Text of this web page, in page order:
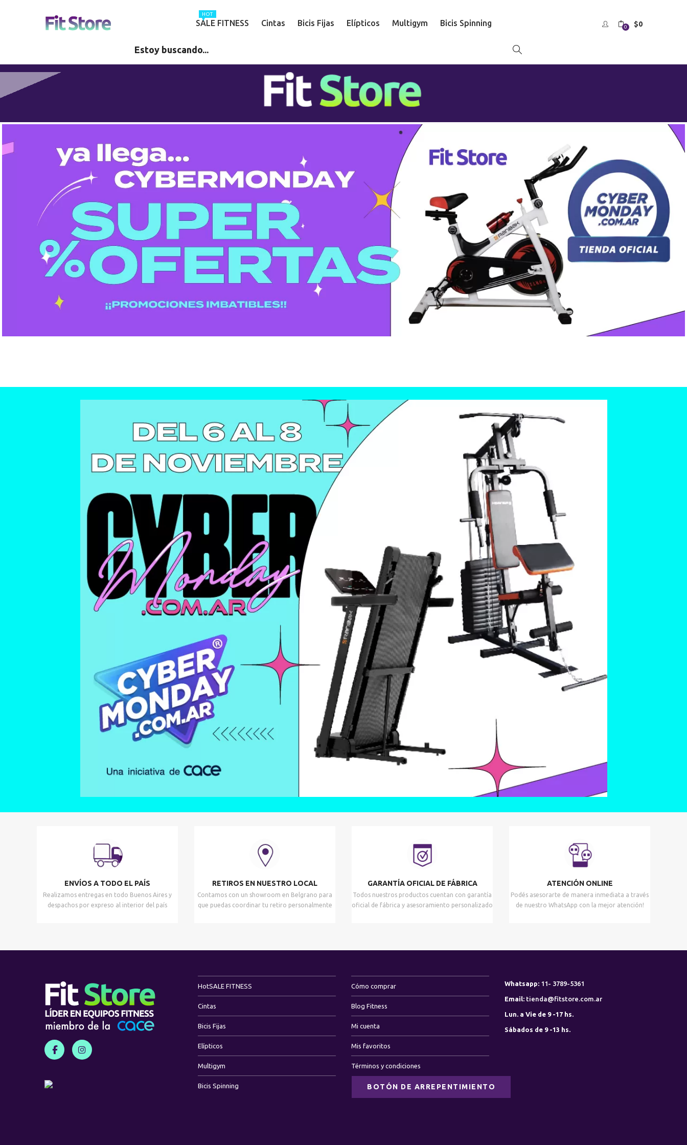
HOT
SALE FITNESS Cintas Bicis Fijas Elípticos Multigym Bicis Spinning 0 $0
ENVÍOS A TODO EL PAÍS
Realizamos entregas en todo Buenos Aires y
despachos por expreso al interior del país
RETIROS EN NUESTRO LOCAL
Contamos con un showroom en Belgrano para
que puedas coordinar tu retiro personalmente
GARANTÍA OFICIAL DE FÁBRICA
Todos nuestros productos cuentan con garantía
oficial de fábrica y asesoramiento personalizado
ATENCIÓN ONLINE
Podés asesorarte de manera inmediata a través
de nuestro WhatsApp con la mejor atención!
HotSALE FITNESS
Cintas
Bicis Fijas
Elípticos
Multigym
Bicis Spinning
Cómo comprar
Blog Fitness
Mi cuenta
Mis favoritos
Términos y condiciones
BOTÓN DE ARREPENTIMIENTO
Whatsapp: 11- 3789-5361
Email: tienda@fitstore.com.ar
Lun. a Vie de 9 -17 hs.
Sábados de 9 -13 hs.